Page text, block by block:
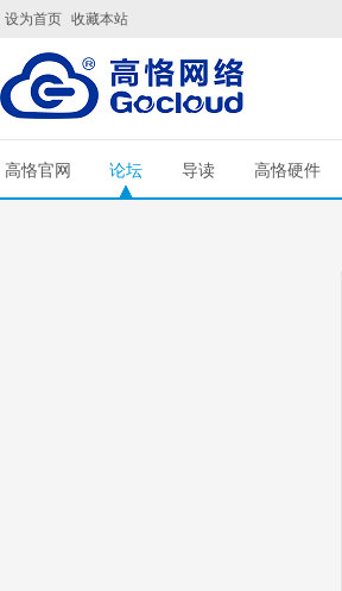
设为首页 收藏本站
高恪官网 论坛 导读 高恪硬件